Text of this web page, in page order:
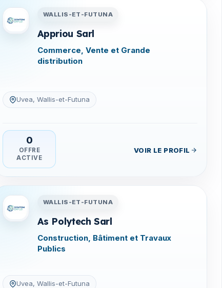
WALLIS-ET-FUTUNA
Appriou Sarl
Commerce, Vente et Grande
distribution
Uvea, Wallis-et-Futuna
0
OFFRE
ACTIVE
VOIR LE PROFIL
WALLIS-ET-FUTUNA
As Polytech Sarl
Construction, Bâtiment et Travaux
Publics
Uvea, Wallis-et-Futuna